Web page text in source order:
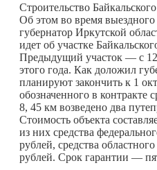
Строительство
Об этом во время
губернатор Иркутской
идет об участке
Предыдущий участок — с
этого года. Как доложил
планируют закончить к 1
обозначенного в контракте
8, 45 км возведено два
Стоимость объекта
из них средства
рублей, средства
рублей. Срок гарантии —